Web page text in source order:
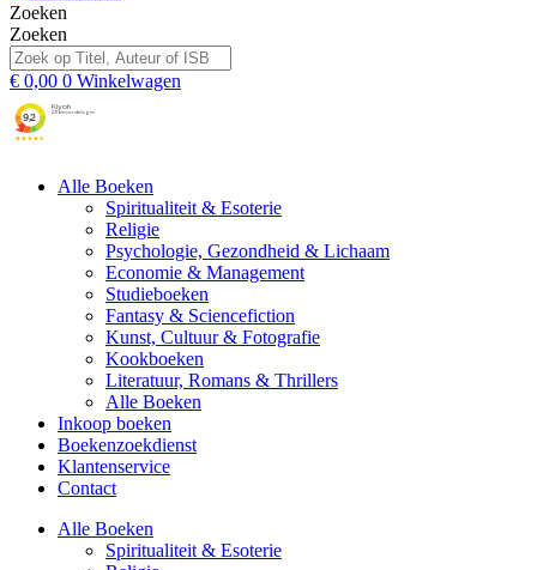
Zoeken
Zoeken
€ 0,00 0 Winkelwagen
Alle Boeken
Spiritualiteit & Esoterie
Religie
Psychologie, Gezondheid & Lichaam
Economie & Management
Studieboeken
Fantasy & Sciencefiction
Kunst, Cultuur & Fotografie
Kookboeken
Literatuur, Romans & Thrillers
Alle Boeken
Inkoop boeken
Boekenzoekdienst
Klantenservice
Contact
Alle Boeken
Spiritualiteit & Esoterie